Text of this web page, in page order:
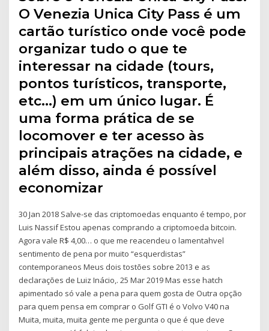
O Venezia Unica City Pass é um
cartão turístico onde você pode
organizar tudo o que te
interessar na cidade (tours,
pontos turísticos, transporte,
etc…) em um único lugar. É
uma forma prática de se
locomover e ter acesso às
principais atrações na cidade, e
além disso, ainda é possível
economizar
30 Jan 2018 Salve-se das criptomoedas enquanto é tempo, por
Luis Nassif Estou apenas comprando a criptomoeda bitcoin.
Agora vale R$ 4,00… o que me reacendeu o lamentahvel
sentimento de pena por muito “esquerdistas”
contemporaneos Meus dois tostões sobre 2013 e as
declarações de Luiz Inácio,. 25 Mar 2019 Mas esse hatch
apimentado só vale a pena para quem gosta de Outra opção
para quem pensa em comprar o Golf GTI é o Volvo V40 na
Muita, muita, muita gente me pergunta o que é que deve